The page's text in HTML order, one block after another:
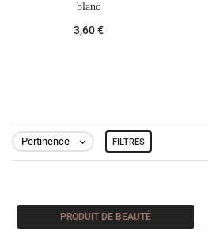
PRODUIT DE BEAUTÉ
blanc
3,60 €
Pertinence  FILTRES